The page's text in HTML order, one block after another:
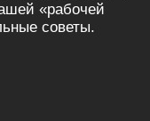
«рабочей
советы.